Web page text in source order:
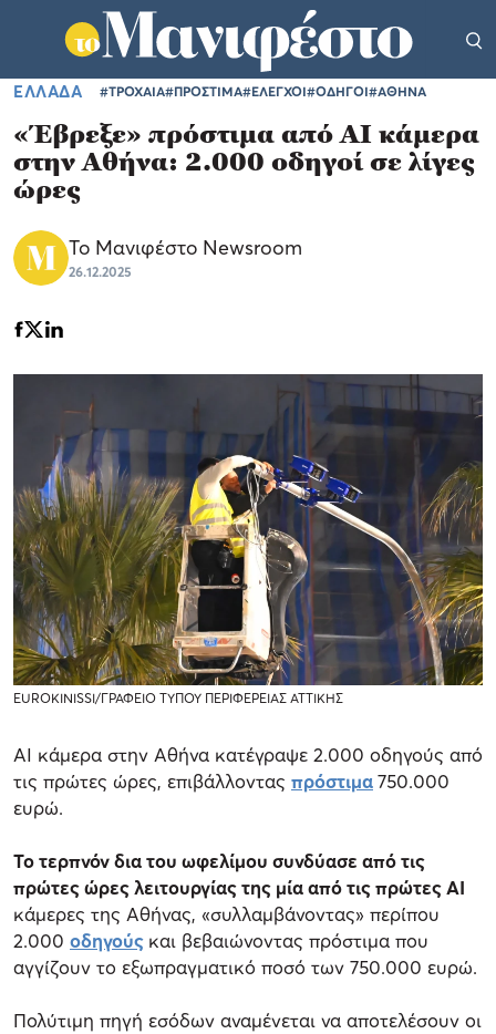
ΕΛΛΑΔΑ #ΤΡΟΧΑΙΑ#ΠΡΟΣΤΙΜΑ#ΕΛΕΓΧΟΙ#ΟΔΗΓΟΙ#ΑΘΗΝΑ
«Έβρεξε» πρόστιμα από AI κάμερα
στην Αθήνα: 2.000 οδηγοί σε λίγες
ώρες
Το Μανιφέστο Newsroom
26.12.2025
EUROKINISSI/ΓΡΑΦΕΙΟ ΤΥΠΟΥ ΠΕΡΙΦΕΡΕΙΑΣ ΑΤΤΙΚΗΣ
AI κάμερα στην Αθήνα κατέγραψε 2.000 οδηγούς από
τις πρώτες ώρες, επιβάλλοντας πρόστιμα750.000
ευρώ.
Το τερπνόν δια του ωφελίμου συνδύασε από τις
πρώτες ώρες λειτουργίας της μία από τις πρώτες AI
κάμερες της Αθήνας, «συλλαμβάνοντας» περίπου
2.000 οδηγούς και βεβαιώνοντας πρόστιμα που
αγγίζουν το εξωπραγματικό ποσό των 750.000 ευρώ.
Πολύτιμη πηγή εσόδων αναμένεται να αποτελέσουν οι